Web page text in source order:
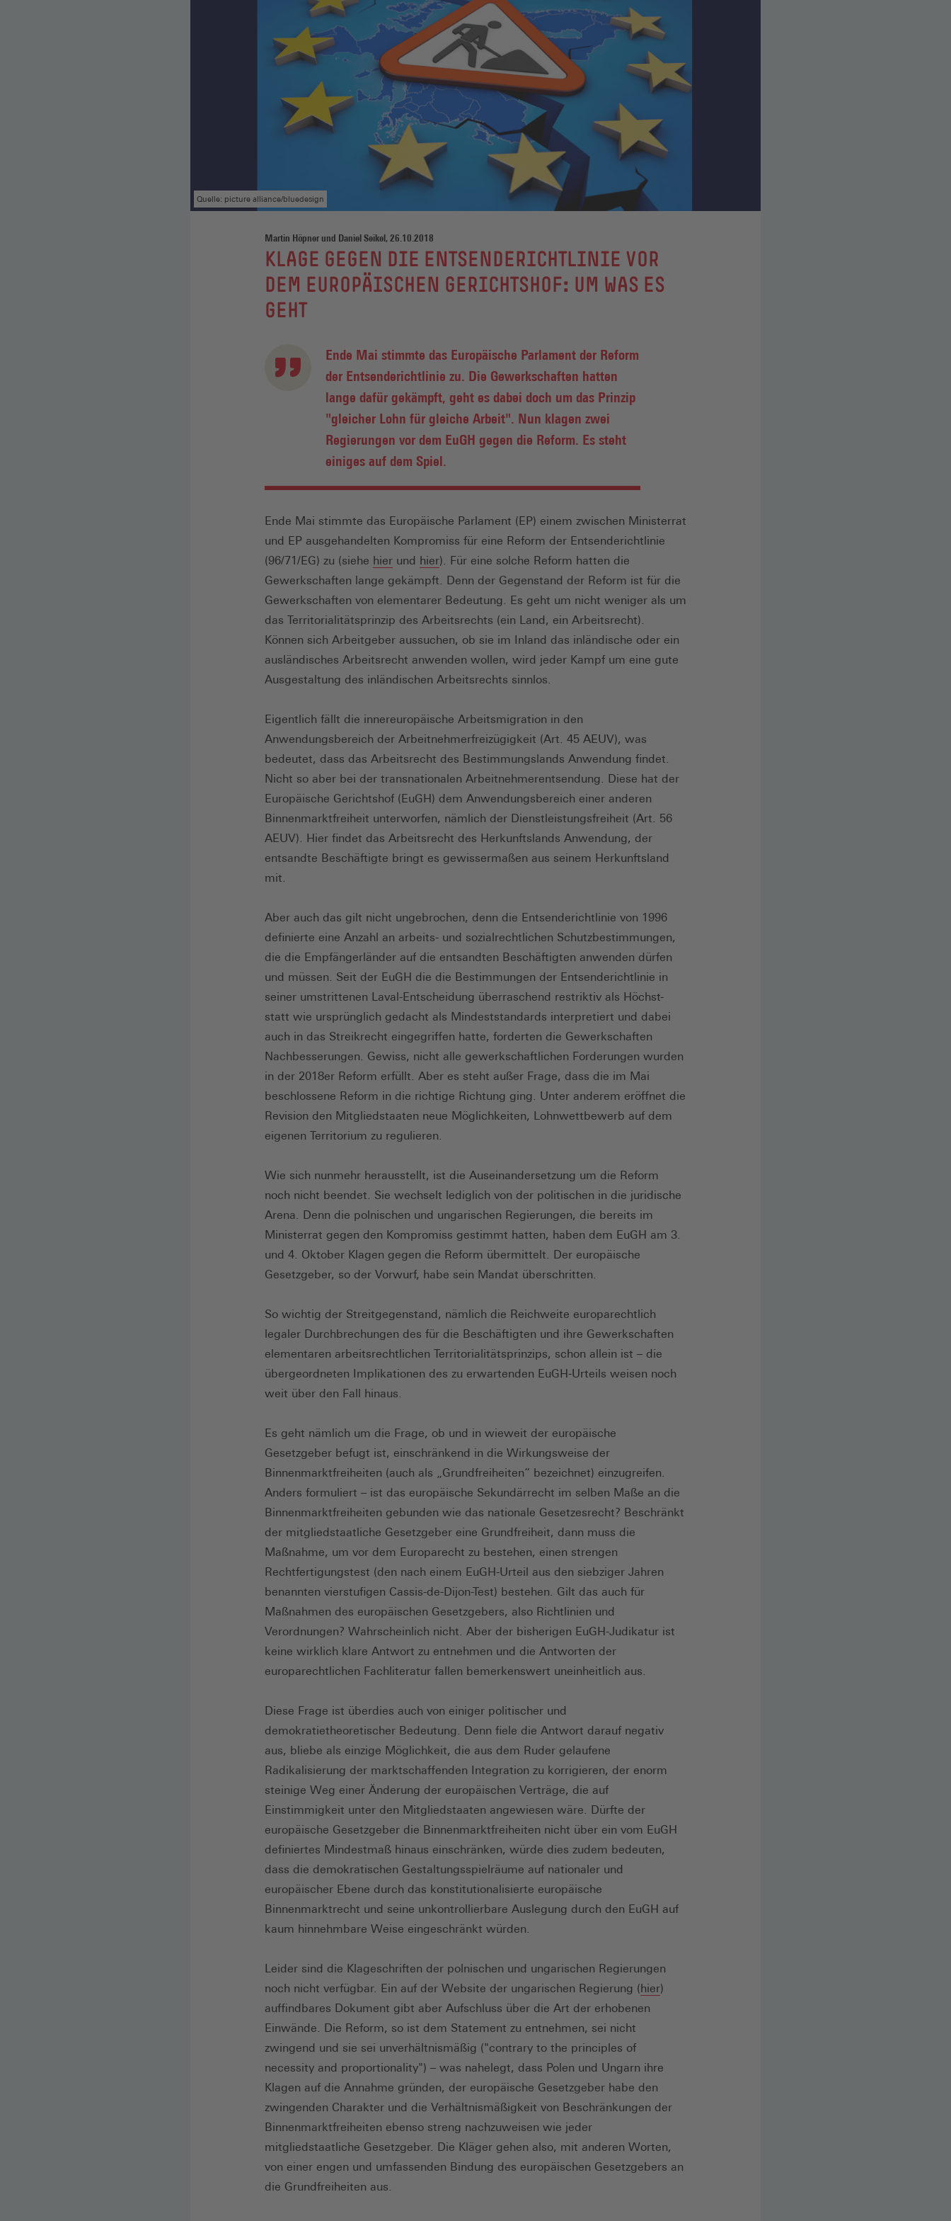
Quelle: picture alliance/bluedesign
Martin Höpner und Daniel Seikel, 26.10.2018
:
KLAGE GEGEN DIE ENTSENDERICHTLINIE VOR
DEM EUROPÄISCHEN GERICHTSHOF: UM WAS ES
GEHT
Ende Mai stimmte das Europäische Parlament der Reform
der Entsenderichtlinie zu. Die Gewerkschaften hatten
lange dafür gekämpft, geht es dabei doch um das Prinzip
"gleicher Lohn für gleiche Arbeit". Nun klagen zwei
Regierungen vor dem EuGH gegen die Reform. Es steht
einiges auf dem Spiel.
Ende Mai stimmte das Europäische Parlament (EP) einem zwischen Ministerrat
und EP ausgehandelten Kompromiss für eine Reform der Entsenderichtlinie
(96/71/EG) zu (siehe hier(Öffnet
in
einem
neuen
Fenster)
und hier). Für eine solche Reform hatten die
Gewerkschaften lange gekämpft. Denn der Gegenstand der Reform ist für die
Gewerkschaften von elementarer Bedeutung. Es geht um nicht weniger als um
das Territorialitätsprinzip des Arbeitsrechts (ein Land, ein Arbeitsrecht).
Können sich Arbeitgeber aussuchen, ob sie im Inland das inländische oder ein
ausländisches Arbeitsrecht anwenden wollen, wird jeder Kampf um eine gute
Ausgestaltung des inländischen Arbeitsrechts sinnlos.
Eigentlich fällt die innereuropäische Arbeitsmigration in den
Anwendungsbereich der Arbeitnehmerfreizügigkeit (Art. 45 AEUV), was
bedeutet, dass das Arbeitsrecht des Bestimmungslands Anwendung findet.
Nicht so aber bei der transnationalen Arbeitnehmerentsendung. Diese hat der
Europäische Gerichtshof (EuGH) dem Anwendungsbereich einer anderen
Binnenmarktfreiheit unterworfen, nämlich der Dienstleistungsfreiheit (Art. 56
AEUV). Hier findet das Arbeitsrecht des Herkunftslands Anwendung, der
entsandte Beschäftigte bringt es gewissermaßen aus seinem Herkunftsland
mit.
Aber auch das gilt nicht ungebrochen, denn die Entsenderichtlinie von 1996
definierte eine Anzahl an arbeits- und sozialrechtlichen Schutzbestimmungen,
die die Empfängerländer auf die entsandten Beschäftigten anwenden dürfen
und müssen. Seit der EuGH die die Bestimmungen der Entsenderichtlinie in
seiner umstrittenen Laval-Entscheidung überraschend restriktiv als Höchst-
statt wie ursprünglich gedacht als Mindeststandards interpretiert und dabei
auch in das Streikrecht eingegriffen hatte, forderten die Gewerkschaften
Nachbesserungen. Gewiss, nicht alle gewerkschaftlichen Forderungen wurden
in der 2018er Reform erfüllt. Aber es steht außer Frage, dass die im Mai
beschlossene Reform in die richtige Richtung ging. Unter anderem eröffnet die
Revision den Mitgliedstaaten neue Möglichkeiten, Lohnwettbewerb auf dem
eigenen Territorium zu regulieren.
Wie sich nunmehr herausstellt, ist die Auseinandersetzung um die Reform
noch nicht beendet. Sie wechselt lediglich von der politischen in die juridische
Arena. Denn die polnischen und ungarischen Regierungen, die bereits im
Ministerrat gegen den Kompromiss gestimmt hatten, haben dem EuGH am 3.
und 4. Oktober Klagen gegen die Reform übermittelt. Der europäische
Gesetzgeber, so der Vorwurf, habe sein Mandat überschritten.
So wichtig der Streitgegenstand, nämlich die Reichweite europarechtlich
legaler Durchbrechungen des für die Beschäftigten und ihre Gewerkschaften
elementaren arbeitsrechtlichen Territorialitätsprinzips, schon allein ist – die
übergeordneten Implikationen des zu erwartenden EuGH-Urteils weisen noch
weit über den Fall hinaus.
Es geht nämlich um die Frage, ob und in wieweit der europäische
Gesetzgeber befugt ist, einschränkend in die Wirkungsweise der
Binnenmarktfreiheiten (auch als „Grundfreiheiten“ bezeichnet) einzugreifen.
Anders formuliert – ist das europäische Sekundärrecht im selben Maße an die
Binnenmarktfreiheiten gebunden wie das nationale Gesetzesrecht? Beschränkt
der mitgliedstaatliche Gesetzgeber eine Grundfreiheit, dann muss die
Maßnahme, um vor dem Europarecht zu bestehen, einen strengen
Rechtfertigungstest (den nach einem EuGH-Urteil aus den siebziger Jahren
benannten vierstufigen Cassis-de-Dijon-Test) bestehen. Gilt das auch für
Maßnahmen des europäischen Gesetzgebers, also Richtlinien und
Verordnungen? Wahrscheinlich nicht. Aber der bisherigen EuGH-Judikatur ist
keine wirklich klare Antwort zu entnehmen und die Antworten der
europarechtlichen Fachliteratur fallen bemerkenswert uneinheitlich aus.
Diese Frage ist überdies auch von einiger politischer und
demokratietheoretischer Bedeutung. Denn fiele die Antwort darauf negativ
aus, bliebe als einzige Möglichkeit, die aus dem Ruder gelaufene
Radikalisierung der marktschaffenden Integration zu korrigieren, der enorm
steinige Weg einer Änderung der europäischen Verträge, die auf
Einstimmigkeit unter den Mitgliedstaaten angewiesen wäre. Dürfte der
europäische Gesetzgeber die Binnenmarktfreiheiten nicht über ein vom EuGH
definiertes Mindestmaß hinaus einschränken, würde dies zudem bedeuten,
dass die demokratischen Gestaltungsspielräume auf nationaler und
europäischer Ebene durch das konstitutionalisierte europäische
Binnenmarktrecht und seine unkontrollierbare Auslegung durch den EuGH auf
kaum hinnehmbare Weise eingeschränkt würden.
Leider sind die Klageschriften der polnischen und ungarischen Regierungen
noch nicht verfügbar. Ein auf der Website der ungarischen Regierung (hier(Öffnet
Fenster)
)
auffindbares Dokument gibt aber Aufschluss über die Art der erhobenen
Einwände. Die Reform, so ist dem Statement zu entnehmen, sei nicht
zwingend und sie sei unverhältnismäßig ("contrary to the principles of
necessity and proportionality") – was nahelegt, dass Polen und Ungarn ihre
Klagen auf die Annahme gründen, der europäische Gesetzgeber habe den
zwingenden Charakter und die Verhältnismäßigkeit von Beschränkungen der
Binnenmarktfreiheiten ebenso streng nachzuweisen wie jeder
mitgliedstaatliche Gesetzgeber. Die Kläger gehen also, mit anderen Worten,
von einer engen und umfassenden Bindung des europäischen Gesetzgebers an
die Grundfreiheiten aus.